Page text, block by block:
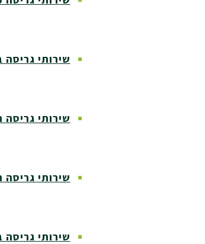
שירותי גריסה
שירותי גריסה
שירותי גריסה
שירותי